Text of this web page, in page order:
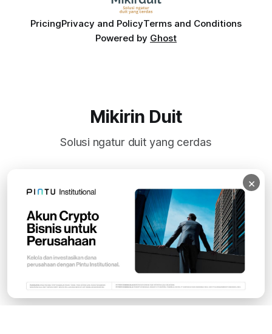
PricingPrivacy and PolicyTerms and Conditions
Powered by Ghost
Mikirin Duit
Solusi ngatur duit yang cerdas
Subscribe
×